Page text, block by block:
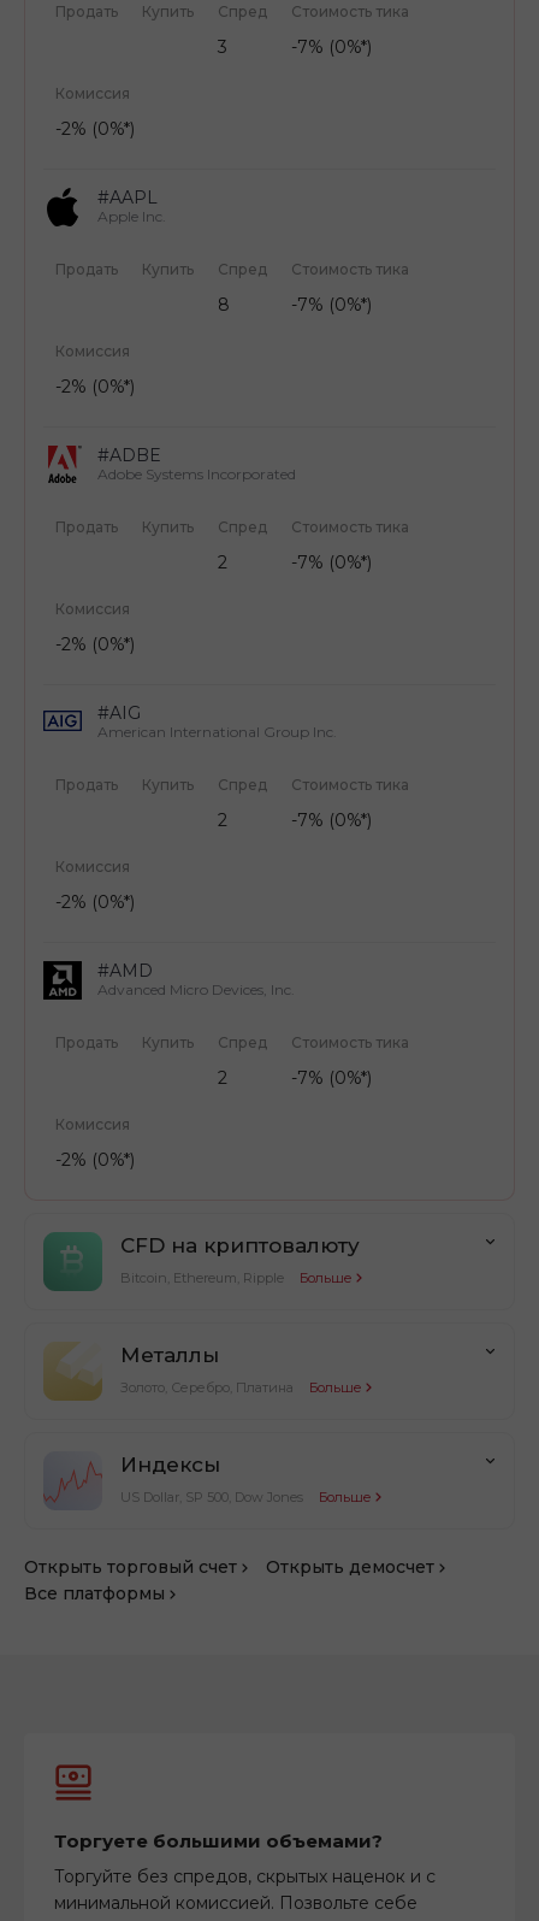
Продать Купить Спред
3
Стоимость тика
-7% (0%*)
Комиссия
-2% (0%*)
#AAPL
Apple Inc.
Продать Купить Спред
8
Стоимость тика
-7% (0%*)
Комиссия
-2% (0%*)
#ADBE
Adobe Systems Incorporated
Продать Купить Спред
2
Стоимость тика
-7% (0%*)
Комиссия
-2% (0%*)
#AIG
American International Group Inc.
Продать Купить Спред
2
Стоимость тика
-7% (0%*)
Комиссия
-2% (0%*)
#AMD
Advanced Micro Devices, Inc.
Продать Купить Спред
2
Стоимость тика
-7% (0%*)
Комиссия
-2% (0%*)
CFD на криптовалюту
Bitcoin, Ethereum, Ripple Больше
Металлы
Золото, Серебро, Платина Больше
Индексы
US Dollar, SP 500, Dow Jones Больше
Открыть торговый счет
Открыть демосчет
Все платформы
Торгуете большими объемами?
Торгуйте без спредов, скрытых наценок и с
минимальной комиссией. Позвольте себе